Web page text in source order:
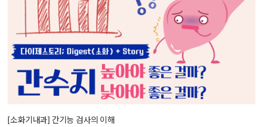
[소화기내과] 간기능 검사의 이해